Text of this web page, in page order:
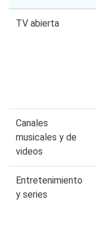
TV abierta
Canales
musicales y de
videos
Entretenimiento
y series